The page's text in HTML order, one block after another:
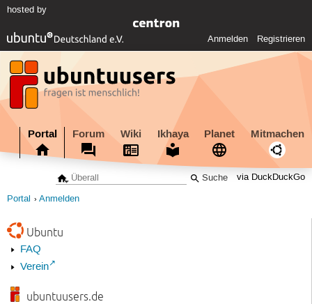
hosted by
Anmelden Registrieren
Portal Forum Wiki Ikhaya Planet Mitmachen
via DuckDuckGo
Portal Anmelden
Ubuntu
FAQ
Verein
ubuntuusers.de